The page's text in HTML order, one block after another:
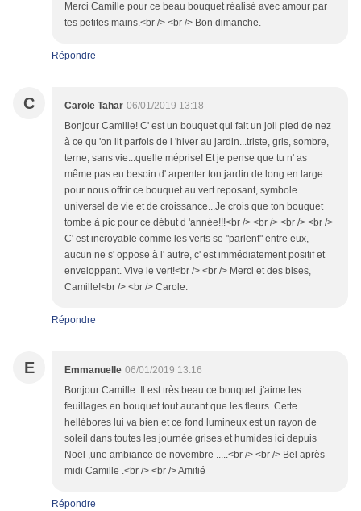
Merci Camille pour ce beau bouquet réalisé avec amour par
tes petites mains.<br /> <br /> Bon dimanche.
Répondre
C Carole Tahar 06/01/2019 13:18
Bonjour Camille! C' est un bouquet qui fait un joli pied de nez
à ce qu 'on lit parfois de l 'hiver au jardin...triste, gris, sombre,
terne, sans vie...quelle méprise! Et je pense que tu n' as
même pas eu besoin d' arpenter ton jardin de long en large
pour nous offrir ce bouquet au vert reposant, symbole
universel de vie et de croissance...Je crois que ton bouquet
tombe à pic pour ce début d 'année!!!<br /> <br /> <br /> <br />
C' est incroyable comme les verts se "parlent" entre eux,
aucun ne s' oppose à l' autre, c' est immédiatement positif et
enveloppant. Vive le vert!<br /> <br /> Merci et des bises,
Camille!<br /> <br /> Carole.
Répondre
E Emmanuelle 06/01/2019 13:16
Bonjour Camille .Il est très beau ce bouquet ,j'aime les
feuillages en bouquet tout autant que les fleurs .Cette
hellébores lui va bien et ce fond lumineux est un rayon de
soleil dans toutes les journée grises et humides ici depuis
Noël ,une ambiance de novembre .....<br /> <br /> Bel après
midi Camille .<br /> <br /> Amitié
Répondre